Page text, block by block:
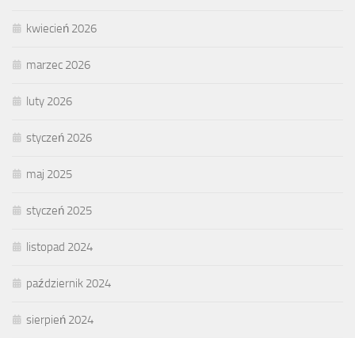
kwiecień 2026
marzec 2026
luty 2026
styczeń 2026
maj 2025
styczeń 2025
listopad 2024
październik 2024
sierpień 2024